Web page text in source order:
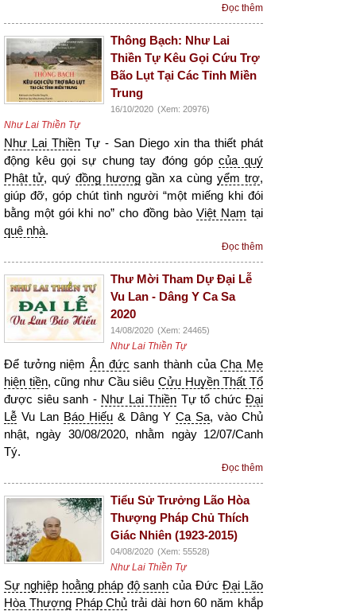
Đọc thêm
Thông Bạch: Như Lai
Thiền Tự Kêu Gọi Cứu Trợ
Bão Lụt Tại Các Tỉnh Miền
Trung
16/10/2020 (Xem: 20976)
Như Lai Thiền Tự
Như Lai Thiền Tự - San Diego xin tha thiết phát
động kêu gọi sự chung tay đóng gópcủa quý
Phật tử, quý đồng hương gần xa cùng yểm trợ,
giúp đỡ, góp chút tình người “một miếng khi đói
bằng một gói khi no” cho đồng bàoViệt Nam tại
quê nhà.
Đọc thêm
Thư Mời Tham Dự Đại Lễ
Vu Lan - Dâng Y Ca Sa
2020
14/08/2020 (Xem: 24465)
Như Lai Thiền Tự
Để tưởng niệm Ân đức sanh thành củaCha Mẹ
hiện tiền, cũng như Cầu siêuCửu Huyền Thất Tổ
được siêu sanh - Như Lai Thiền Tự tổ chức Đại
Lễ Vu Lan Báo Hiếu & Dâng Y Ca Sa, vào Chủ
nhật, ngày 30/08/2020, nhằm ngày 12/07/Canh
Tý.
Đọc thêm
Tiểu Sử Trưởng Lão Hòa
Thượng Pháp Chủ Thích
Giác Nhiên (1923-2015)
04/08/2020 (Xem: 55528)
Như Lai Thiền Tự
Sự nghiệp hoằng pháp độ sanh của ĐứcĐại Lão
Hòa Thượng Pháp Chủ trải dài hơn 60 năm khắp